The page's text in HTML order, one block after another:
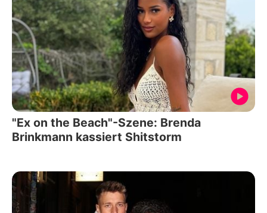
"Ex on the Beach"-Szene: Brenda
Brinkmann kassiert Shitstorm